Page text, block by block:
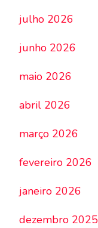
julho 2026
junho 2026
maio 2026
abril 2026
março 2026
fevereiro 2026
janeiro 2026
dezembro 2025